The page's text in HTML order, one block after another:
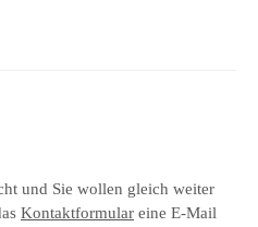
und Sie wollen gleich weiter
Kontaktformular eine E-Mail